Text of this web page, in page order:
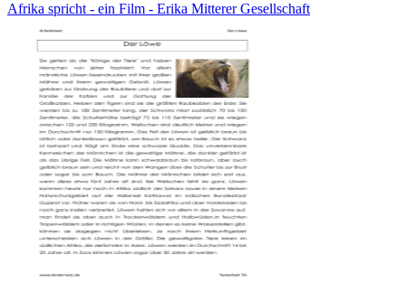
Afrika spricht - ein Film - Erika Mitterer Gesellschaft